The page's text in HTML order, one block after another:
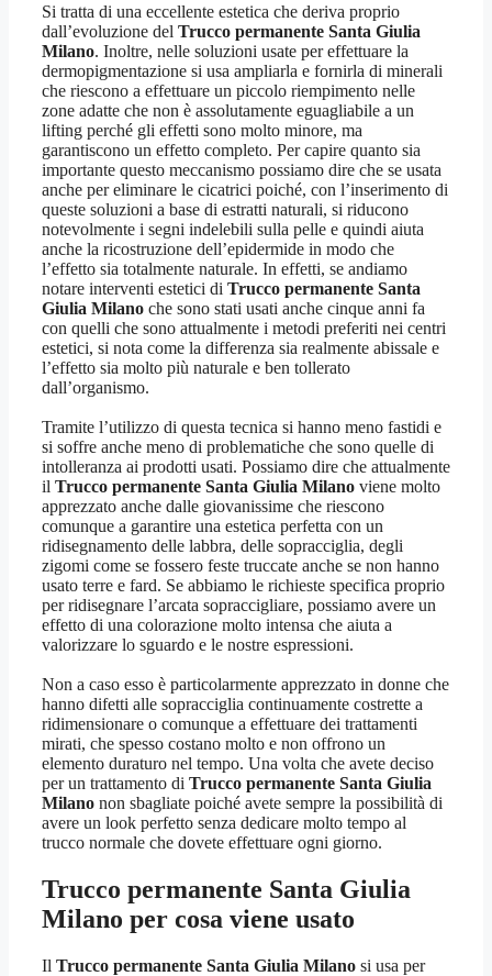
Si tratta di una eccellente estetica che deriva proprio
dall’evoluzione del Trucco permanente Santa Giulia
Milano. Inoltre, nelle soluzioni usate per effettuare la
dermopigmentazione si usa ampliarla e fornirla di minerali
che riescono a effettuare un piccolo riempimento nelle
zone adatte che non è assolutamente eguagliabile a un
lifting perché gli effetti sono molto minore, ma
garantiscono un effetto completo. Per capire quanto sia
importante questo meccanismo possiamo dire che se usata
anche per eliminare le cicatrici poiché, con l’inserimento di
queste soluzioni a base di estratti naturali, si riducono
notevolmente i segni indelebili sulla pelle e quindi aiuta
anche la ricostruzione dell’epidermide in modo che
l’effetto sia totalmente naturale. In effetti, se andiamo
notare interventi estetici di Trucco permanente Santa
Giulia Milano che sono stati usati anche cinque anni fa
con quelli che sono attualmente i metodi preferiti nei centri
estetici, si nota come la differenza sia realmente abissale e
l’effetto sia molto più naturale e ben tollerato
dall’organismo.
Tramite l’utilizzo di questa tecnica si hanno meno fastidi e
si soffre anche meno di problematiche che sono quelle di
intolleranza ai prodotti usati. Possiamo dire che attualmente
il Trucco permanente Santa Giulia Milano viene molto
apprezzato anche dalle giovanissime che riescono
comunque a garantire una estetica perfetta con un
ridisegnamento delle labbra, delle sopracciglia, degli
zigomi come se fossero feste truccate anche se non hanno
usato terre e fard. Se abbiamo le richieste specifica proprio
per ridisegnare l’arcata sopraccigliare, possiamo avere un
effetto di una colorazione molto intensa che aiuta a
valorizzare lo sguardo e le nostre espressioni.
Non a caso esso è particolarmente apprezzato in donne che
hanno difetti alle sopracciglia continuamente costrette a
ridimensionare o comunque a effettuare dei trattamenti
mirati, che spesso costano molto e non offrono un
elemento duraturo nel tempo. Una volta che avete deciso
per un trattamento di Trucco permanente Santa Giulia
Milano non sbagliate poiché avete sempre la possibilità di
avere un look perfetto senza dedicare molto tempo al
trucco normale che dovete effettuare ogni giorno.
Trucco permanente Santa Giulia
Milano per cosa viene usato
Il Trucco permanente Santa Giulia Milano si usa per